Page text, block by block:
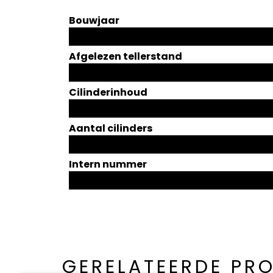
Bouwjaar
Afgelezen tellerstand
Cilinderinhoud
Aantal cilinders
Intern nummer
GERELATEERDE